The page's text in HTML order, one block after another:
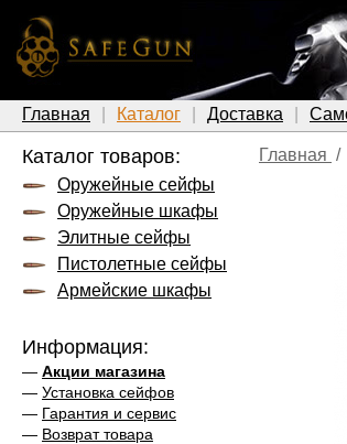
Главная Каталог Доставка
Каталог товаров:
Оружейные сейфы
Оружейные шкафы
Элитные сейфы
Пистолетные сейфы
Армейские шкафы
Информация:
— Акции магазина
— Установка сейфов
— Гарантия и сервис
— Возврат товара
Главная /